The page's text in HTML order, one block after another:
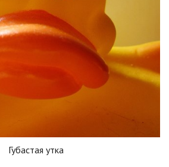
Губастая утка